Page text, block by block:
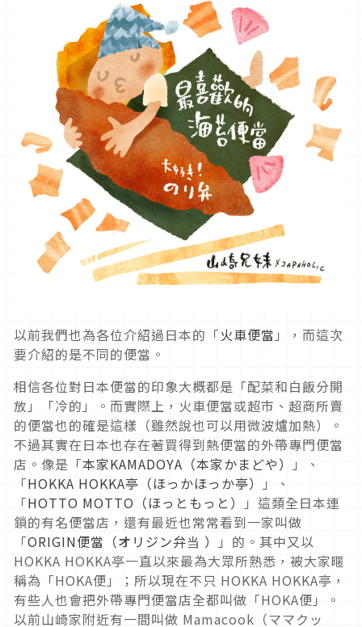
以前我們也為各位介紹過日本的「火車便當 」，而這次
要介紹的是不同的便當。
相信各位對日本便當的印象大概都是「配菜和白飯分開
放」「冷的」。而實際上，火車便當或超市、超商所賣
的便當也的確是這樣（雖然說也可以用微波爐加熱）。
不過其實在日本也存在著買得到熱便當的外帶專門便當
店。像是「本家KAMADOYA（本家かまどや）
」、
「HOKKA HOKKA亭（ほっかほっか亭）
」、
「HOTTO MOTTO（ほっともっと）
」這類全日本連
鎖的有名便當店，還有最近也常常看到一家叫做
「ORIGIN便當（オリジン弁当 ）
」的。其中又以
HOKKA HOKKA亭一直以來最為大眾所熟悉，被大家暱
稱為「HOKA便」；所以現在不只 HOKKA HOKKA亭，
有些人也會把外帶專門便當店全都叫做「HOKA便」。
以前山崎家附近有一間叫做 Mamacook（ママクッ